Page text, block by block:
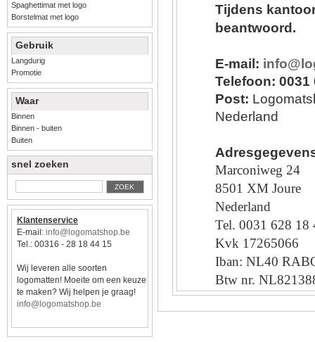
Spaghettimat met logo
Borstelmat met logo
Gebruik
Langdurig
Promotie
Waar
Binnen
Binnen - buiten
Buiten
snel zoeken
ZOEK
Klantenservice
E-mail: info@logomatshop.be
Tel.: 00316 - 28 18 44 15
Wij leveren alle soorten
logomatten! Moeite om een keuze
te maken? Wij helpen je graag!
info@logomatshop.be
Tijdens
beantwoord.
E-mail:
Telefoon: 0031
Post:
Nederland
Marconiweg 24
8501 XM Joure
Nederland
Tel. 0031 628
Kvk 17265066
Iban: NL40
Btw nr.